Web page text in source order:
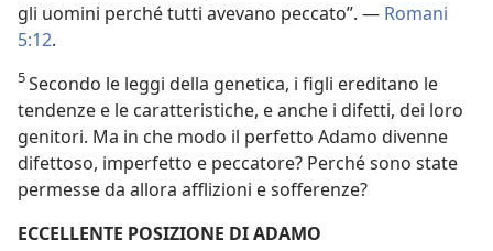
gli uomini perché tutti avevano peccato”. — Romani
5:12.
5Secondo le leggi della genetica, i figli ereditano le
tendenze e le caratteristiche, e anche i difetti, dei loro
genitori. Ma in che modo il perfetto Adamo divenne
difettoso, imperfetto e peccatore? Perché sono state
permesse da allora afflizioni e sofferenze?
ECCELLENTE POSIZIONE DI ADAMO